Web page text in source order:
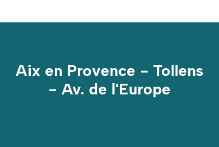
Aix en Provence - Tollens
- Av. de l'Europe